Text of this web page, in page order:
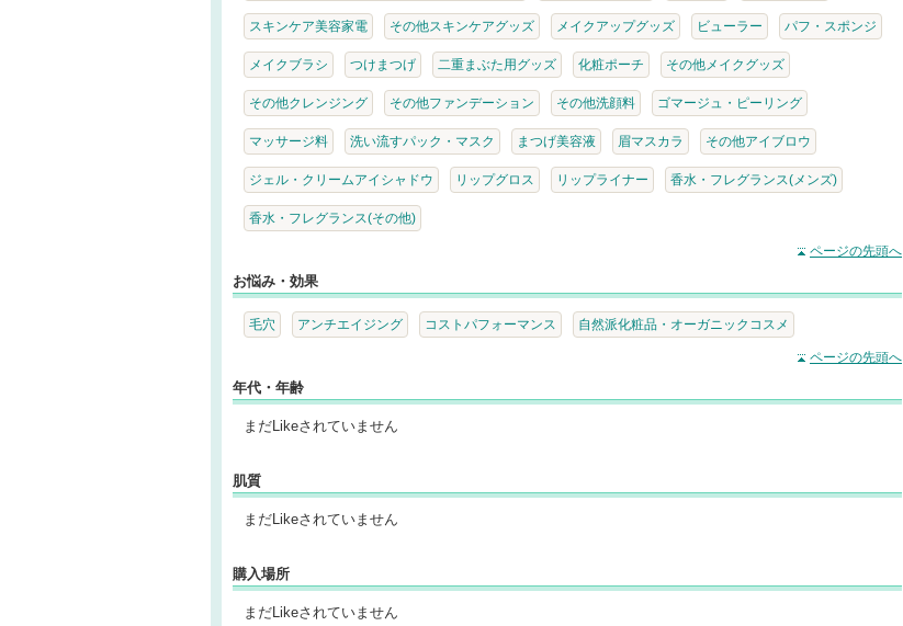
スキンケア美容家電 その他スキンケアグッズ メイクアップグッズ ビューラー パフ・スポンジ
メイクブラシ つけまつげ 二重まぶた用グッズ 化粧ポーチ その他メイクグッズ
その他クレンジング その他ファンデーション その他洗顔料 ゴマージュ・ピーリング
マッサージ料 洗い流すパック・マスク まつげ美容液 眉マスカラ その他アイブロウ
ジェル・クリームアイシャドウ リップグロス リップライナー 香水・フレグランス(メンズ)
香水・フレグランス(その他)
ページの先頭へ
お悩み・効果
毛穴 アンチエイジング コストパフォーマンス 自然派化粧品・オーガニックコスメ
ページの先頭へ
年代・年齢
まだLikeされていません
肌質
まだLikeされていません
購入場所
まだLikeされていません